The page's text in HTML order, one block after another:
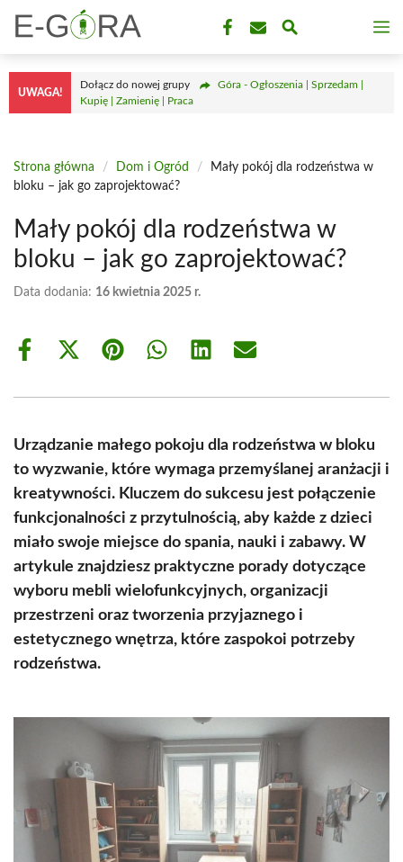
treści
UWAGA!
Dołącz do nowej grupy
Góra - Ogłoszenia | Sprzedam |
Kupię | Zamienię | Praca
Strona główna / Dom i Ogród /
Mały pokój dla rodzeństwa w
bloku – jak go zaprojektować?
Mały pokój dla rodzeństwa w
bloku – jak go zaprojektować?
Data dodania: 16 kwietnia 2025 r.
Share
Share
(Twitter)
Share Share Share Share
Urządzanie małego pokoju dla rodzeństwa w bloku
to wyzwanie, które wymaga przemyślanej aranżacji i
kreatywności. Kluczem do sukcesu jest połączenie
funkcjonalności z przytulnością, aby każde z dzieci
miało swoje miejsce do spania, nauki i zabawy. W
artykule znajdziesz praktyczne porady dotyczące
wyboru mebli wielofunkcyjnych, organizacji
przestrzeni oraz tworzenia przyjaznego i
estetycznego wnętrza, które zaspokoi potrzeby
rodzeństwa.